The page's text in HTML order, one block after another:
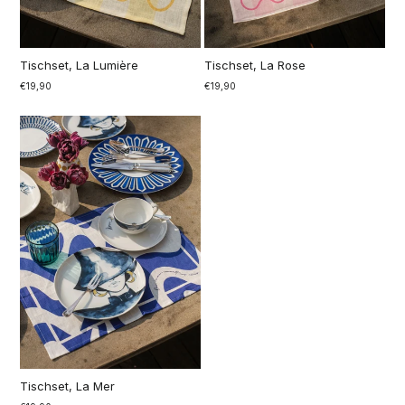
Tischset, La Lumière
€19,90
Tischset, La Rose
€19,90
Tischset, La Mer